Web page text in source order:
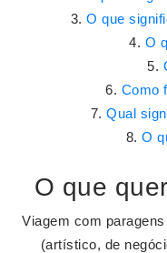
O que
O
Como
Qual
O
O que
Viagem com
(artístico, de